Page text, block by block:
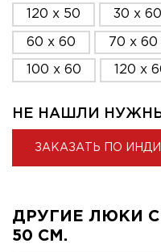
120 x 50 30 x 60
60 x 60 70 x 60
100 x 60 120 x
НЕ НАШЛИ
ЗАКАЗАТЬ ПО
ДРУГИЕ ЛЮКИ С
50 СМ.